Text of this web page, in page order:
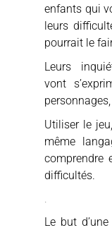
enfants qui
leurs
pourrait le
Leurs
vont
Utiliser le
même
comprendre
difficultés.
.
Le but